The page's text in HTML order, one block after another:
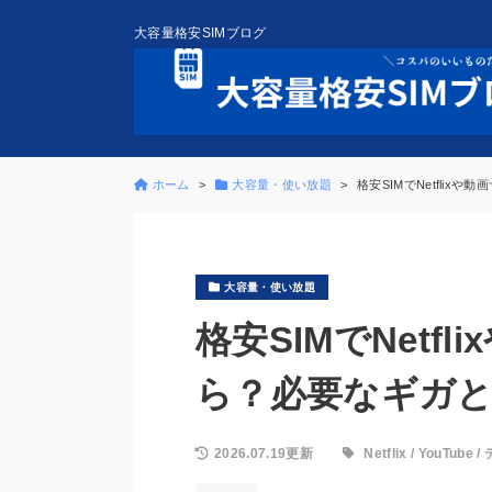
大容量格安SIMブログ
ホーム 大容量・使い放題 格安SIMでNetflixや動
大容量・使い放題
格安SIMで
ら？必要なギガ
2026.07.19更新 Netflix / YouTube /